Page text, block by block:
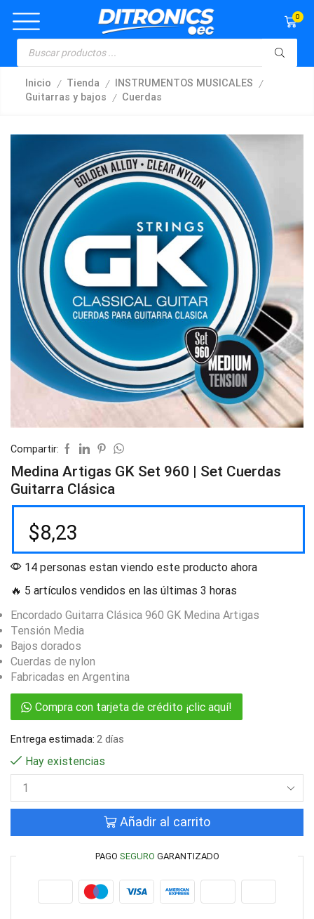
0
Inicio / Tienda / INSTRUMENTOS MUSICALES /
Guitarras y bajos / Cuerdas
Compartir:
Medina Artigas GK Set 960 | Set Cuerdas
Guitarra Clásica
$8,23
14 personas estan viendo este producto ahora
🔥 5 artículos vendidos en las últimas 3 horas
Encordado Guitarra Clásica 960 GK Medina Artigas
Tensión Media
Bajos dorados
Cuerdas de nylon
Fabricadas en Argentina
Compra con tarjeta de crédito ¡clic aquí!
Entrega estimada: 2 días
Hay existencias
Añadir al carrito
PAGO SEGURO GARANTIZADO